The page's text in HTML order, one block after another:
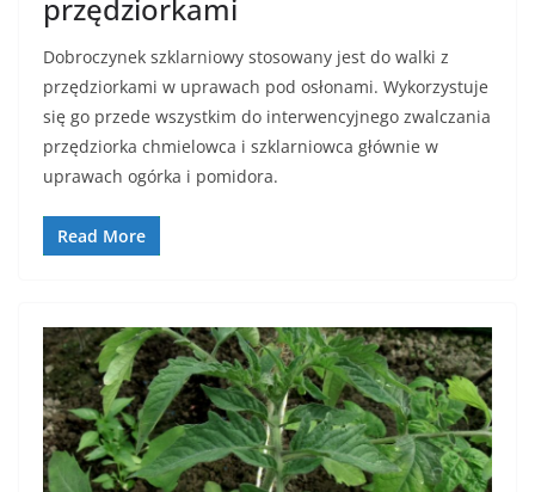
przędziorkami
Dobroczynek szklarniowy stosowany jest do walki z
przędziorkami w uprawach pod osłonami. Wykorzystuje
się go przede wszystkim do interwencyjnego zwalczania
przędziorka chmielowca i szklarniowca głównie w
uprawach ogórka i pomidora.
Read More